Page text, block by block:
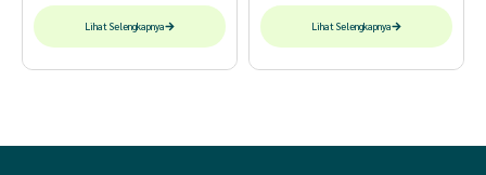
Lihat Selengkapnya Lihat Selengkapnya